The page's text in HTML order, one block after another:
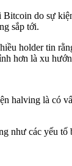
do sự
sắp tới.
holder tin
hơn là xu
halving là có
như các yếu